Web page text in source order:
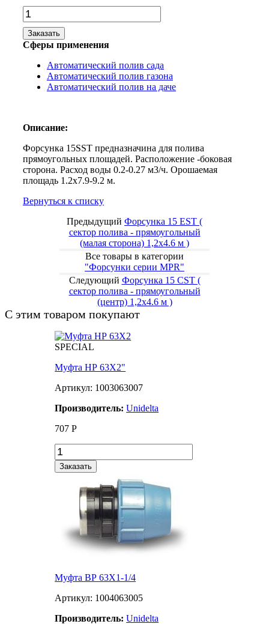
Заказать
Сферы применения
Автоматический полив сада
Автоматический полив газона
Автоматический полив на даче
Описание:
Форсунка 15SST предназначина для полива
прямоугольных площадей. Расположение -боковая
сторона. Расход воды 0.2-0.27 м3/ч. Орошаемая
площадь 1.2x7.9-9.2 м.
Вернуться к списку
Предыдущий Форсунка 15 EST (
сектор полива - прямоугольный
(малая сторона) 1,2x4.6 м )
Все товары в категории
"Форсунки серии MPR"
Следующий Форсунка 15 CST (
сектор полива - прямоугольный
(центр) 1,2x4.6 м )
С этим товаром покупают
SPECIAL
Муфта НР 63Х2"
Артикул: 1003063007
Производитель:Unidelta
707 Р
Заказать
Муфта ВР 63Х1-1/4
Артикул: 1004063005
Производитель:Unidelta